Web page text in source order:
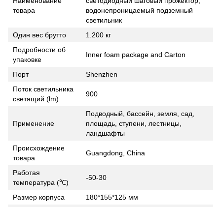
товара
водонепроницаемый подземный
светильник
Один вес брутто
1.200 кг
Подробности об
упаковке
Inner foam package and Carton
Порт
Shenzhen
Поток светильника
светящий (lm)
900
Применение
Подводный, бассейн, земля, сад,
площадь, ступени, лестницы,
ландшафты
Происхождение
товара
Guangdong, China
Работая
температура (℃)
-50-30
Размер корпуса
180*155*125 мм